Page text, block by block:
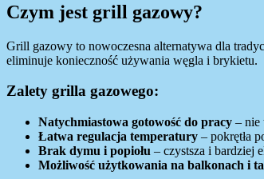
Czym jest grill gazowy?
Grill gazowy to nowoczesna alternatywa dla
eliminuje konieczność używania węgla i brykietu.
Zalety grilla gazowego:
Natychmiastowa gotowość do pracy – nie
Łatwa regulacja temperatury – pokrętła
Brak dymu i popiołu – czystsza i bardziej
Możliwość użytkowania na balkonach i